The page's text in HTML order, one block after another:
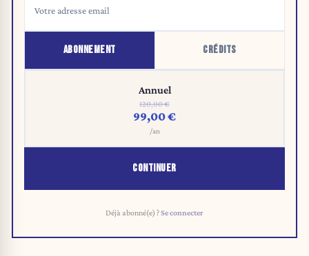
ABONNEMENT CRÉDITS
Annuel
120,00 €
99,00 €
/an
CONTINUER
Déjà abonné(e) ?Se connecter